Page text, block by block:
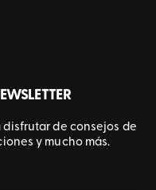
de consejos de
y mucho más.